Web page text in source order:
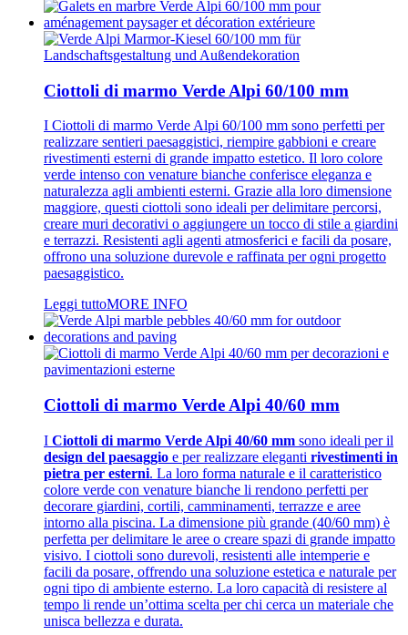
Ciottoli di marmo Verde Alpi 60/100 mm
I Ciottoli di marmo Verde Alpi 60/100 mm sono perfetti per
realizzare sentieri paesaggistici, riempire gabbioni e creare
rivestimenti esterni di grande impatto estetico. Il loro colore
verde intenso con venature bianche conferisce eleganza e
naturalezza agli ambienti esterni. Grazie alla loro dimensione
maggiore, questi ciottoli sono ideali per delimitare percorsi,
creare muri decorativi o aggiungere un tocco di stile a giardini
e terrazzi. Resistenti agli agenti atmosferici e facili da posare,
offrono una soluzione durevole e raffinata per ogni progetto
paesaggistico.
Leggi tuttoMORE INFO
Ciottoli di marmo Verde Alpi 40/60 mm
I Ciottoli di marmo Verde Alpi 40/60 mm sono ideali per il
design del paesaggio e per realizzare eleganti rivestimenti in
pietra per esterni. La loro forma naturale e il caratteristico
colore verde con venature bianche li rendono perfetti per
decorare giardini, cortili, camminamenti, terrazze e aree
intorno alla piscina. La dimensione più grande (40/60 mm) è
perfetta per delimitare le aree o creare spazi di grande impatto
visivo. I ciottoli sono durevoli, resistenti alle intemperie e
facili da posare, offrendo una soluzione estetica e naturale per
ogni tipo di ambiente esterno. La loro capacità di resistere al
tempo li rende un’ottima scelta per chi cerca un materiale che
unisca bellezza e durata.